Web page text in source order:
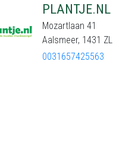
PLANTJE.NL
Mozartlaan 41
Aalsmeer, 1431 ZL
0031657425563